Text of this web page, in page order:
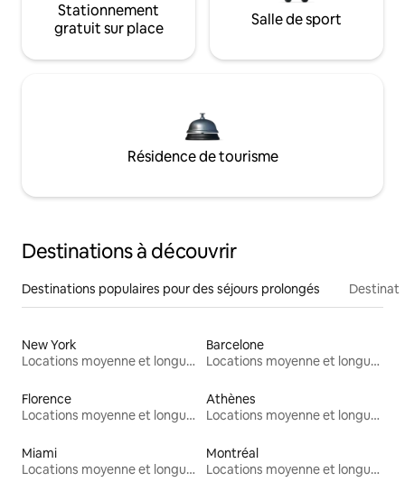
Stationnement
gratuit sur place
Salle de sport
Résidence de tourisme
Destinations à découvrir
Destinations populaires pour des séjours prolongés
New York
Locations moyenne et longue durée
Barcelone
Locations moyenne et longue durée
Florence
Locations moyenne et longue durée
Athènes
Locations moyenne et longue durée
Miami
Locations moyenne et longue durée
Montréal
Locations moyenne et longue durée